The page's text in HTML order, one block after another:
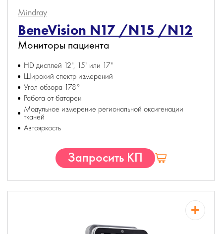
Mindray
BeneVision N17 /N15 /N12
Мониторы пациента
HD дисплей 12", 15" или 17"
Широкий спектр измерений
Угол обзора 178°
Работа от батареи
Модульное измерение региональной оксигенации
тканей
Автояркость
Запросить КП